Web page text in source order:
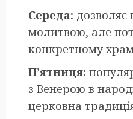
Середа: дозволяє
молитвою, але
конкретному
П’ятниця:
з Венерою в
церковна